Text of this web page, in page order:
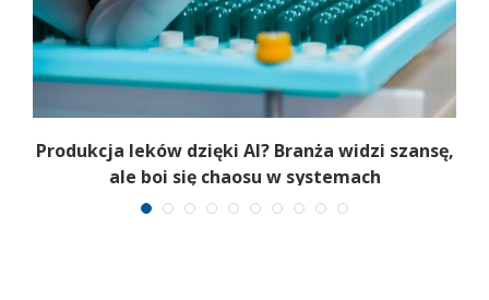
Produkcja leków dzięki AI? Branża widzi szansę,
ale boi się chaosu w systemach